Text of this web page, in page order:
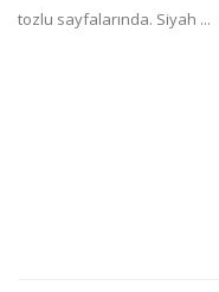
tozlu sayfalarında. Siyah ...